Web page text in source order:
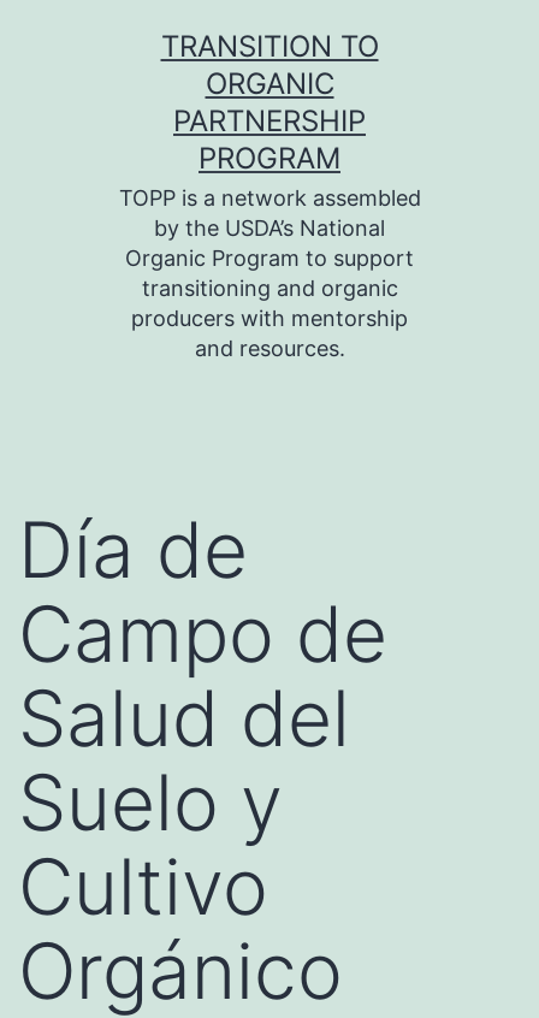
TRANSITION TO
ORGANIC
PARTNERSHIP
PROGRAM
TOPP is a network assembled
by the USDA’s National
Organic Program to support
transitioning and organic
producers with mentorship
and resources.
Día de
Campo de
Salud del
Suelo y
Cultivo
Orgánico